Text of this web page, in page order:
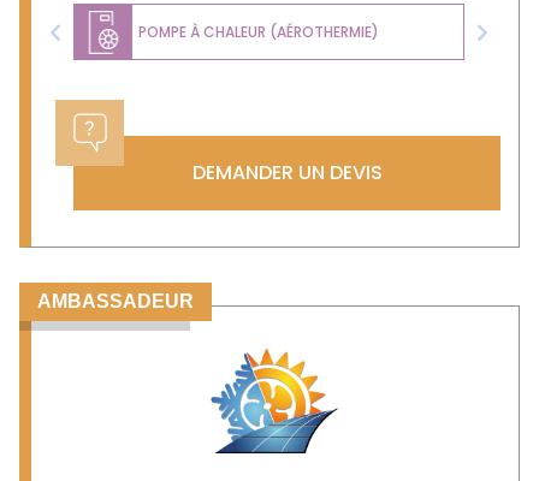
POMPE À CHALEUR (AÉROTHERMIE)
Previous Next
DEMANDER UN DEVIS
AMBASSADEUR